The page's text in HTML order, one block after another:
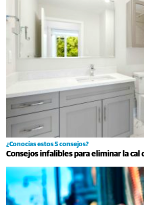
¿Conocías estos 5 consejos?
Consejos infalibles para eliminar la cal